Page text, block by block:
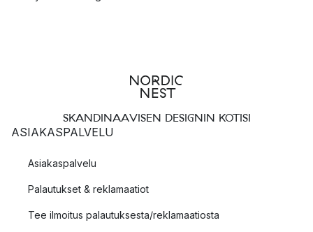
SKANDINAAVISEN DESIGNIN KOTISI
ASIAKASPALVELU
Asiakaspalvelu
Palautukset & reklamaatiot
Tee ilmoitus palautuksesta/reklamaatiosta